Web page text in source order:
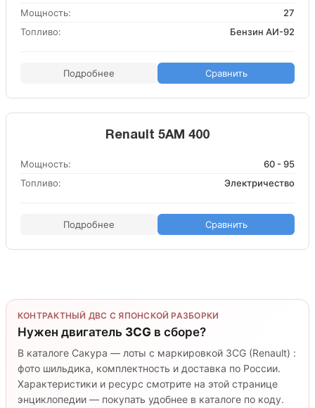
Мощность:
27
Топливо:
Бензин АИ-92
Подробнее Сравнить
Renault 5AM 400
Мощность:
60 - 95
Топливо:
Электричество
Подробнее Сравнить
КОНТРАКТНЫЙ ДВС С ЯПОНСКОЙ РАЗБОРКИ
Нужен двигатель 3CG в сборе?
В каталоге Сакура — лоты с маркировкой 3CG (Renault) :
фото шильдика, комплектность и доставка по России.
Характеристики и ресурс смотрите на этой странице
энциклопедии — покупать удобнее в каталоге по коду.